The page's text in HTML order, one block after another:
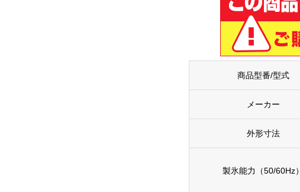
商品型番/型式
メーカー
外形寸法
製氷能力（50/60Hz）